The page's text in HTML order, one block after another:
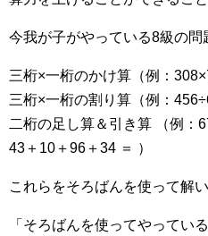
今我が子がやっている8級の問
三桁×一桁のかけ算（例：
三桁×一桁の割り算（例：
二桁の足し算＆引き算 （例：
43＋10＋96＋34 ＝ ）
これらをそろばんを使って解
「そろばんを使ってやってい